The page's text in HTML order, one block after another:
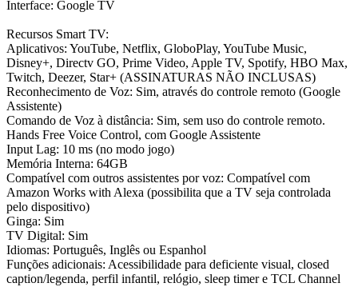
Interface: Google TV
Recursos Smart TV:
Aplicativos: YouTube, Netflix, GloboPlay, YouTube Music,
Disney+, Directv GO, Prime Video, Apple TV, Spotify, HBO Max,
Twitch, Deezer, Star+ (ASSINATURAS NÃO INCLUSAS)
Reconhecimento de Voz: Sim, através do controle remoto (Google
Assistente)
Comando de Voz à distância: Sim, sem uso do controle remoto.
Hands Free Voice Control, com Google Assistente
Input Lag: 10 ms (no modo jogo)
Memória Interna: 64GB
Compatível com outros assistentes por voz: Compatível com
Amazon Works with Alexa (possibilita que a TV seja controlada
pelo dispositivo)
Ginga: Sim
TV Digital: Sim
Idiomas: Português, Inglês ou Espanhol
Funções adicionais: Acessibilidade para deficiente visual, closed
caption/legenda, perfil infantil, relógio, sleep timer e TCL Channel